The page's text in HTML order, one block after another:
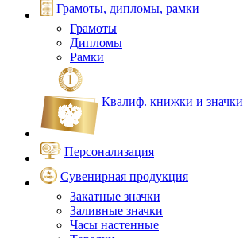
Грамоты, дипломы, рамки
Грамоты
Дипломы
Рамки
Квалиф. книжки и значки
Персонализация
Сувенирная продукция
Закатные значки
Заливные значки
Часы настенные